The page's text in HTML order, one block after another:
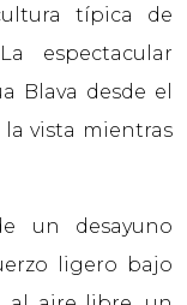
típica de
espectacular
Blava desde el
vista mientras
un desayuno
ligero bajo